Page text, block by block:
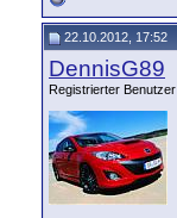
22.10.2012, 17:52
DennisG89
Registrierter Benutzer